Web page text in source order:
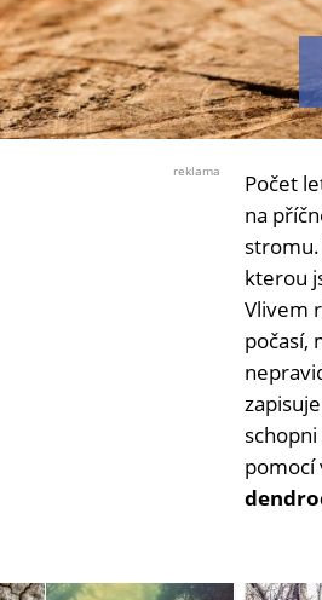
reklama
Počet
na
kterou
Vlivem
počasí,
pomocí